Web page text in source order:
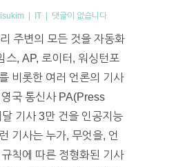
| IT | 댓글이 없습니다
주변의 모든 것을 자동화
스, AP, 로이터, 워싱턴포
비롯한 여러 언론의 기사
국 통신사 PA(Press
기사 3만 건을 인공지능
기사는 누가, 무엇을, 언
칙에 따른 정형화된 기사